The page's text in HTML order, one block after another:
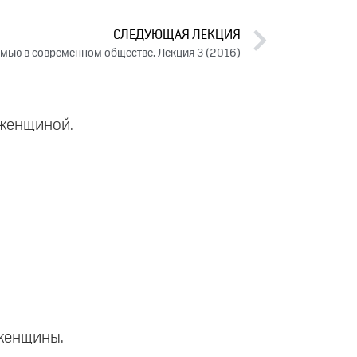
СЛЕДУЮЩАЯ ЛЕКЦИЯ
в современном обществе. Лекция 3 (2016)